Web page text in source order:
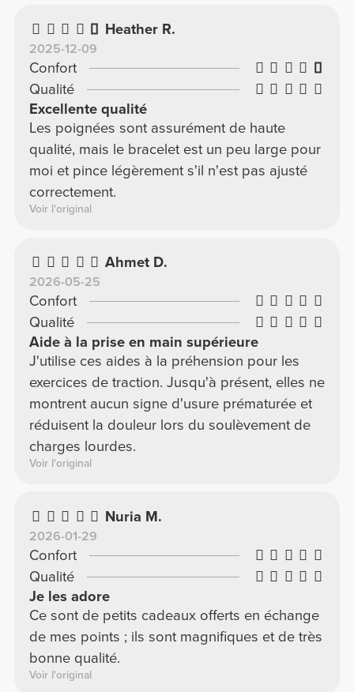
Heather R.
2025-12-09
Confort
Qualité
Excellente qualité
Les poignées sont assurément de haute
qualité, mais le bracelet est un peu large pour
moi et pince légèrement s'il n'est pas ajusté
correctement.
Voir l'original
Ahmet D.
2026-05-25
Confort
Qualité
Aide à la prise en main supérieure
J'utilise ces aides à la préhension pour les
exercices de traction. Jusqu'à présent, elles ne
montrent aucun signe d'usure prématurée et
réduisent la douleur lors du soulèvement de
charges lourdes.
Voir l'original
Nuria M.
2026-01-29
Confort
Qualité
Je les adore
Ce sont de petits cadeaux offerts en échange
de mes points ; ils sont magnifiques et de très
bonne qualité.
Voir l'original